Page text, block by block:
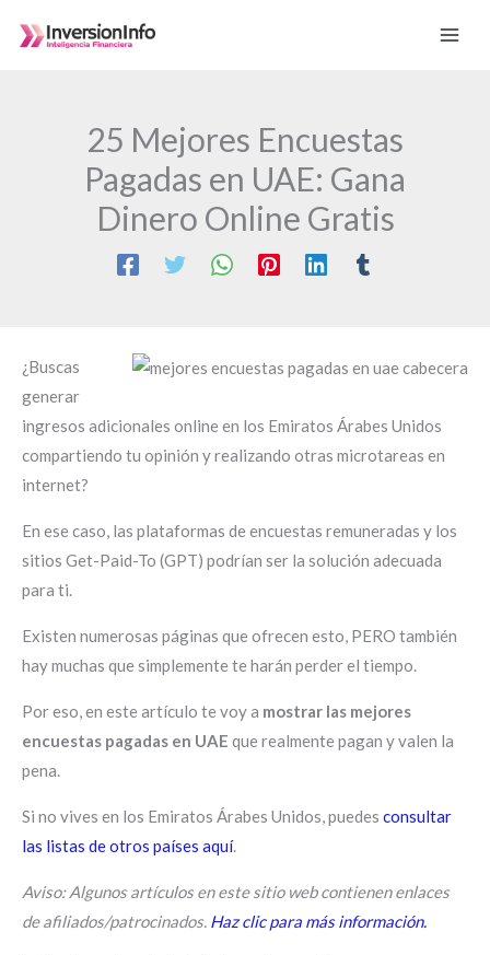
25 Mejores Encuestas
Pagadas en UAE: Gana
Dinero Online Gratis
¿Buscas
generar
ingresos adicionales online en los Emiratos Árabes Unidos
compartiendo tu opinión y realizando otras microtareas en
internet?
En ese caso, las plataformas de encuestas remuneradas y los
sitios Get-Paid-To (GPT) podrían ser la solución adecuada
para ti.
Existen numerosas páginas que ofrecen esto, PERO también
hay muchas que simplemente te harán perder el tiempo.
Por eso, en este artículo te voy a mostrar las mejores
encuestas pagadas en UAE que realmente pagan y valen la
pena.
Si no vives en los Emiratos Árabes Unidos, puedes consultar
las listas de otros países aquí.
Aviso: Algunos artículos en este sitio web contienen enlaces
de afiliados/patrocinados. Haz clic para más información.